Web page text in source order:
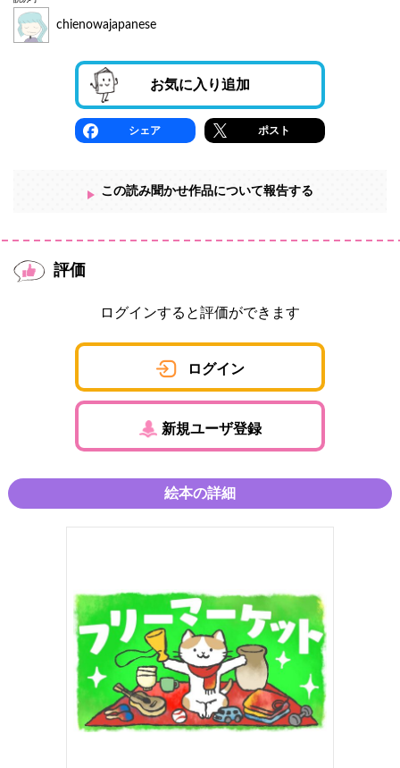
chienowajapanese
お気に入り追加
シェア ポスト
この読み聞かせ作品について報告する
評価
ログインすると評価ができます
ログイン
新規ユーザ登録
絵本の詳細